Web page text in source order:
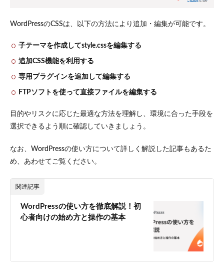
ペル
があ
る
4.4
メデ
（@media）
5
テーマの
CSS編集
でできる
5.1
しデ
ザイ
向上
WordPressのCSSは、以下の方法により追加・編集が可能です。
子テーマを作成してstyle.cssを編集する
追加CSS機能を利用する
専用プラグインを追加して編集する
FTPソフトを使って直接ファイルを編集する
目的やリスクに応じた最適な方法を理解し、環境に合った手段を
選択できるよう順に確認していきましょう。
なお、WordPressの使い方について詳しく解説した記事もあるた
め、あわせてご覧ください。
関連記事
WordPressの使い方を徹底解説！初
心者向けの始め方と操作の基本